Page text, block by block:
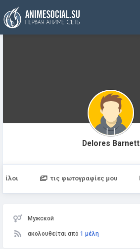
Χρηματοδότηση
Delores Barnett
Φίλοι τις φωτογραφίες μου
Мужской
ακολουθείται από 1 μέλη